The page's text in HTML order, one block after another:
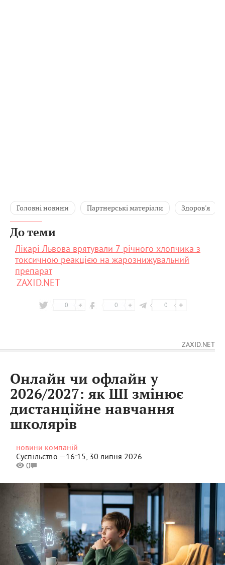
Головні новини Партнерські матеріали Здоров'я
До теми
Лікарі Львова врятували 7-річного хлопчика з
токсичною реакцією на жарознижувальний
препарат
ZAXID.NET
0 0 0
ZAXID.NET
Онлайн чи офлайн у
2026/2027: як ШІ змінює
дистанційне навчання
школярів
новини компаній
Суспільство —16:15, 30 липня 2026
0